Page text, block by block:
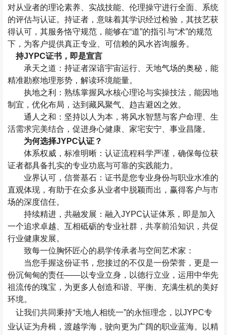
对从业者的理论素养、实战技能、伦理操守进行全面、系统
的评估与认证。持证者，意味着其学识经过检验，其技艺获
得认可，其服务恪守规范，能够在“道”的指引与“术”的规范
下，为客户提供真正专业、可信赖的风水咨询服务。
持JYPC证书，即是宣言
承天之道：持证者深谙宇宙运行、天地气场的奥秘，能
精准勘察地理形势，解读环境能量。
执地之利：熟练掌握风水核心理论与实操技法，能因地
制宜，优化布局，达到藏风聚气、趋吉避凶之效。
通人之和：坚持以人为本，将风水智慧与客户命理、生
活需求完美结合，促进身心健康、家宅安宁、事业昌隆。
为何选择JYPC认证？
体系权威，标准明晰：认证流程科学严谨，确保每位获
证者都具备扎实的专业功底与可靠的实践能力。
业界认可，信誉基石：证书是您专业身份与职业水准的
直观体现，有助于在众多从业者中脱颖而出，赢得客户与市
场的深度信任。
持续精进，共融发展：融入JYPC认证体系，即是加入
一个追求卓越、互相砥砺的专业社群，共享前沿知识，共促
行业健康发展。
致每一位胸怀匠心的易学传承者与空间艺术家：
当您手握这份证书，您接过的不仅是一份荣誉，更是一
份沉甸甸的责任——以专业立身，以德行立业，运用中华先
祖流传的瑰宝，为更多人创造和谐、平衡、充满生机的美好
环境。
让我们共同秉持“天地人相统一”的永恒理念，以JYPC专
业认证为舟楫，渡越学海，驶向更为广阔的职业蓝海。以精